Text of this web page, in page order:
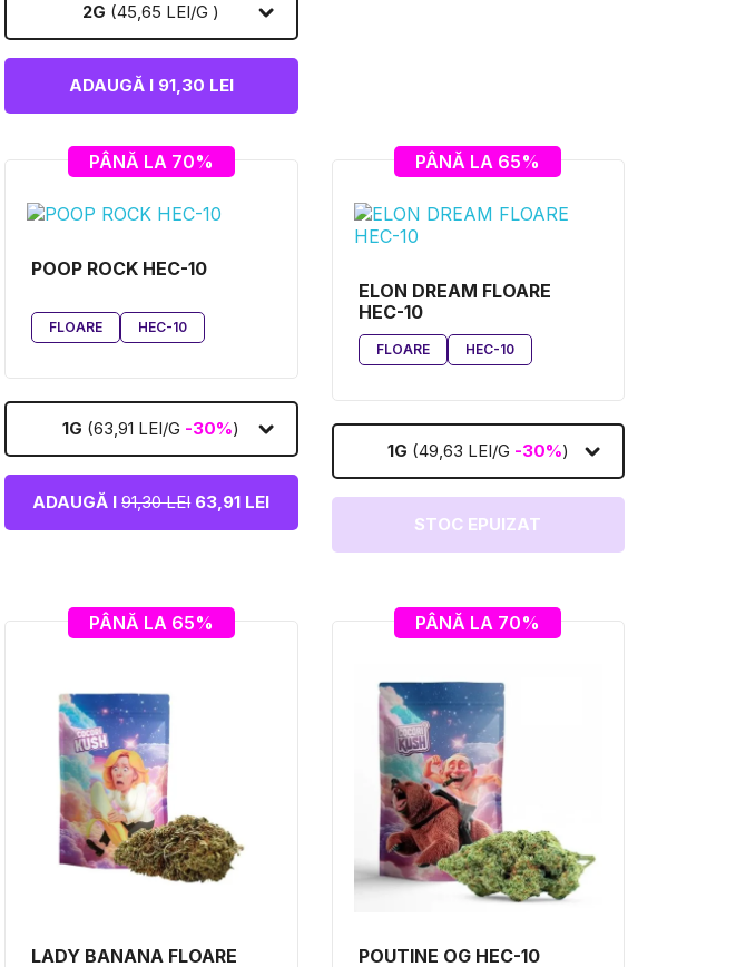
2G (45,65 LEI/G )
ADAUGĂ I 91,30 LEI
PÂNĂ LA 70%
POOP ROCK HEC-10
FLOARE HEC-10
1G (63,91 LEI/G -30%)
ADAUGĂ I91,30 LEI63,91 LEI
PÂNĂ LA 65%
ELON DREAM FLOARE
HEC-10
FLOARE HEC-10
1G (49,63 LEI/G -30%)
STOC EPUIZAT
PÂNĂ LA 65%
LADY BANANA FLOARE
PÂNĂ LA 70%
POUTINE OG HEC-10